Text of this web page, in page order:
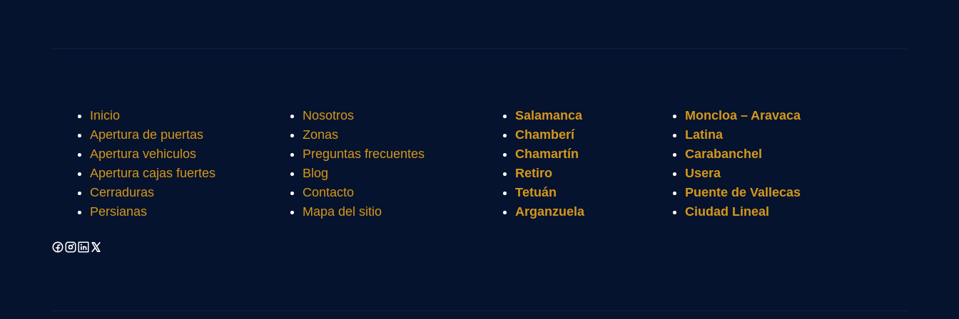
Inicio
Apertura de puertas
Apertura vehiculos
Apertura cajas fuertes
Cerraduras
Persianas
Nosotros
Zonas
Preguntas frecuentes
Blog
Contacto
Mapa del sitio
Salamanca
Chamberí
Chamartín
Retiro
Tetuán
Arganzuela
Moncloa – Aravaca
Latina
Carabanchel
Usera
Puente de Vallecas
Ciudad Lineal